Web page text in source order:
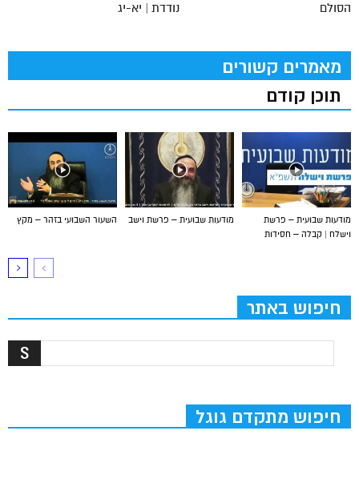
נודדת | יא-יג
הסולם
מאמרים קשורים
תוכן קודם
השעור השבועי בזהר – מקץ מודעות שבועית – פרשת וישב
מודעות שבועית – פרשת
וישלח | קבלה – חסידות
חיפוש באתר
חיפוש מתקדם גוגל